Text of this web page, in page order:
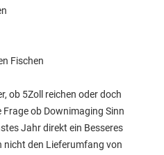
Fischen
ob 5Zoll reichen oder doch
Frage ob Downimaging Sinn
Jahr direkt ein Besseres
nicht den Lieferumfang von